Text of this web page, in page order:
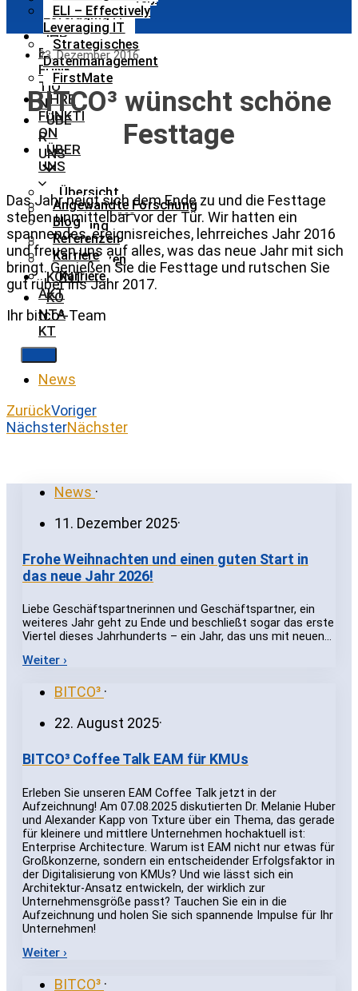
Leveraging IT
IHR
E
FUNK
TIO
N
ÜBE
R
UNS
Übersicht
Angewandte
Forschung
Blog
Referenzen
Karriere
KO
NTA
KT
ELI – Effectively
Leveraging IT
Strategisches
Datenmanagement
FirstMate
IHRE
FUNKTI
ON
ÜBER
UNS
Angewandte Forschung
Blog
Referenzen
Karriere
KONT
AKT
23. Dezember 2016
BITCO³ wünscht schöne
Festtage
Das Jahr neigt sich dem Ende zu und die Festtage
stehen unmittelbar vor der Tür. Wir hatten ein
spannendes, ereignisreiches, lehrreiches Jahr 2016
und freuen uns auf alles, was das neue Jahr mit sich
bringt. Genießen Sie die Festtage und rutschen Sie
gut rüber ins Jahr 2017.
Ihr bitco³-Team
News
ZurückVoriger
NächsterNächster
News ·
11. Dezember 2025·
Frohe Weihnachten und einen guten Start in
das neue Jahr 2026!
Liebe Geschäftspartnerinnen und Geschäftspartner, ein
weiteres Jahr geht zu Ende und beschließt sogar das erste
Viertel dieses Jahrhunderts – ein Jahr, das uns mit neuen…
Weiter ›
BITCO³ ·
22. August 2025·
BITCO³ Coffee Talk EAM für KMUs
Erleben Sie unseren EAM Coffee Talk jetzt in der
Aufzeichnung! Am 07.08.2025 diskutierten Dr. Melanie Huber
und Alexander Kapp von Txture über ein Thema, das gerade
für kleinere und mittlere Unternehmen hochaktuell ist:
Enterprise Architecture. Warum ist EAM nicht nur etwas für
Großkonzerne, sondern ein entscheidender Erfolgsfaktor in
der Digitalisierung von KMUs? Und wie lässt sich ein
Architektur-Ansatz entwickeln, der wirklich zur
Unternehmensgröße passt? Tauchen Sie ein in die
Aufzeichnung und holen Sie sich spannende Impulse für Ihr
Unternehmen!
Weiter ›
BITCO³ ·